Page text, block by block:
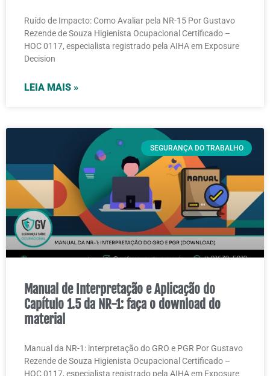
Ruído de Impacto: Como Avaliar pela NR-15 Por Gustavo
Rezende de Souza Higienista Ocupacional Certificado –
HOC 0117, especialista registrado pela AIHA em Exposure
Decision
LEIA MAIS »
SEGURANÇA DO TRABALHO
Manual de Interpretação e Aplicação do
Capítulo 1.5 da NR-1: faça o download do
material
Manual da NR-1: interpretação do GRO e PGR Por Gustavo
Rezende de Souza Higienista Ocupacional Certificado –
HOC 0117, especialista registrado pela AIHA em Exposure